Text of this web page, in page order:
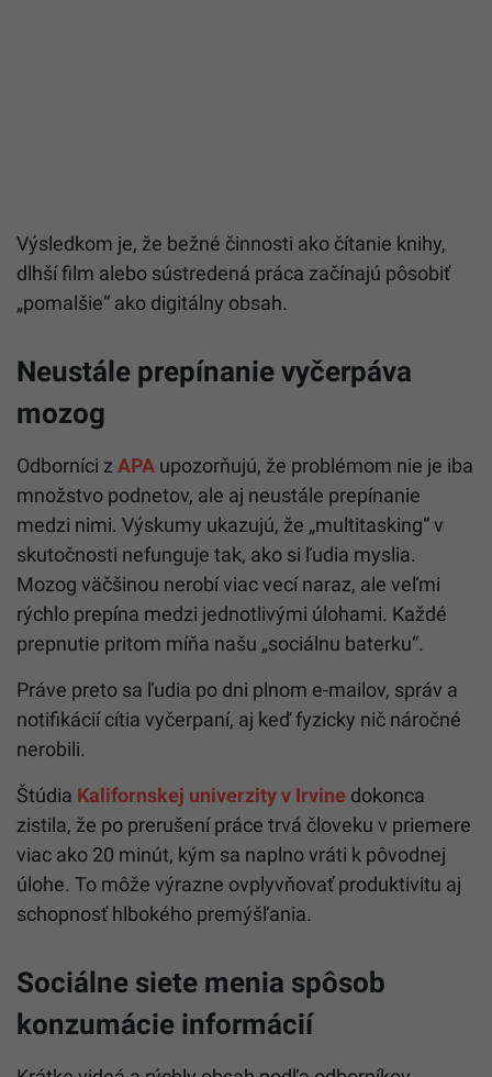
Výsledkom je, že bežné činnosti ako čítanie knihy,
dlhší film alebo sústredená práca začínajú pôsobiť
„pomalšie“ ako digitálny obsah.
Neustále prepínanie vyčerpáva
mozog
Odborníci z APA upozorňujú, že problémom nie je iba
množstvo podnetov, ale aj neustále prepínanie
medzi nimi. Výskumy ukazujú, že „multitasking“ v
skutočnosti nefunguje tak, ako si ľudia myslia.
Mozog väčšinou nerobí viac vecí naraz, ale veľmi
rýchlo prepína medzi jednotlivými úlohami. Každé
prepnutie pritom míňa našu „sociálnu baterku“.
Práve preto sa ľudia po dni plnom e-mailov, správ a
notifikácií cítia vyčerpaní, aj keď fyzicky nič náročné
nerobili.
Štúdia Kalifornskej univerzity v Irvine dokonca
zistila, že po prerušení práce trvá človeku v priemere
viac ako 20 minút, kým sa naplno vráti k pôvodnej
úlohe. To môže výrazne ovplyvňovať produktivitu aj
schopnosť hlbokého premýšľania.
Sociálne siete menia spôsob
konzumácie informácií